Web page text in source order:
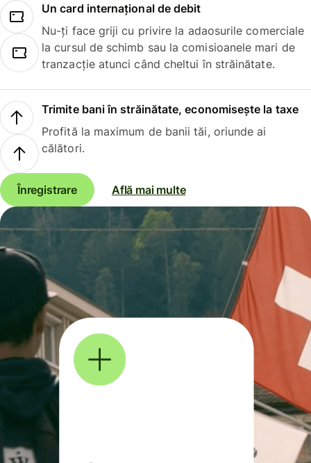
Un card internațional de debit
Nu-ți face griji cu privire la adaosurile comerciale
la cursul de schimb sau la comisioanele mari de
tranzacție atunci când cheltui în străinătate.
Trimite bani în străinătate, economisește la taxe
Profită la maximum de banii tăi, oriunde ai
călători.
Înregistrare Află mai multe